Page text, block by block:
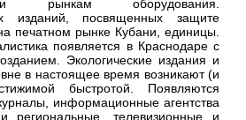
и рынкам оборудования.
изданий, посвященных защите
печатном рынке Кубани, единицы.
появляется в Краснодаре с
Экологические издания и
в настоящее время возникают (и
быстротой. Появляются
информационные агентства
региональные, телевизионные и